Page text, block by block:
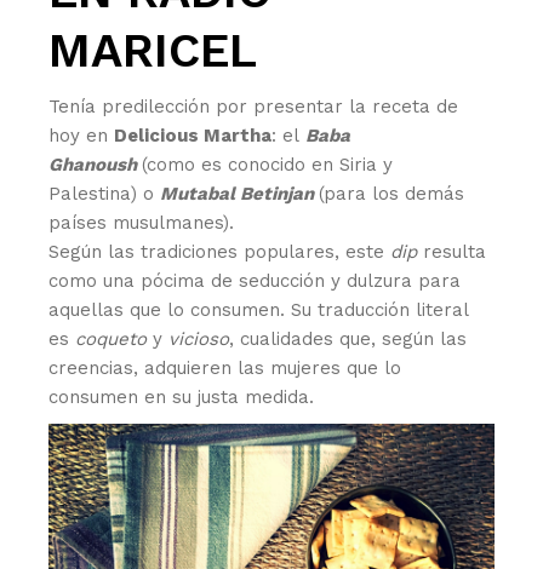
MARICEL
Tenía predilección por presentar la receta de
hoy en Delicious Martha: el Baba
Ghanoush(como es conocido en Siria y
Palestina) o Mutabal Betinjan(para los demás
países musulmanes).
Según las tradiciones populares, este dipresulta
como una pócima de seducción y dulzura para
aquellas que lo consumen. Su traducción literal
es coquetoy vicioso, cualidades que, según las
creencias, adquieren las mujeres que lo
consumen en su justa medida.